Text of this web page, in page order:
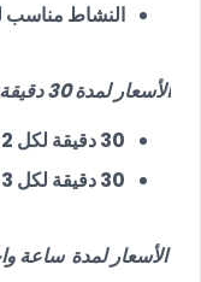
النشاط مناسب
الأسعار لمدة 30 دقيقة:
30 دقيقة لكل 2 شخص مقابل 4 دينار بحريني.
30 دقيقة لكل 3 أشخاص مقابل 5 د.ب
الأسعار لمدة ساعة